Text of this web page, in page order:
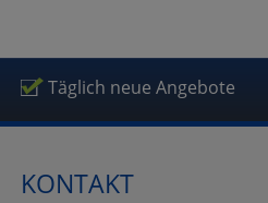
Täglich neue Angebote
KONTAKT
Cookies
Alle Akzeptieren